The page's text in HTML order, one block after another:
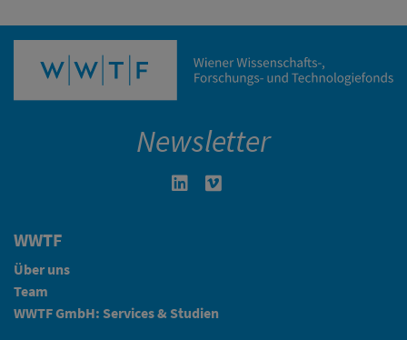
Newsletter
Linkedin in neuem Fenster öffnen
WWTF
Über uns
Team
WWTF GmbH: Services & Studien